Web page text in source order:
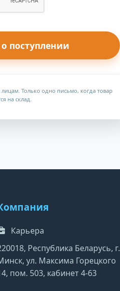
поступлении
Только одно письмо, когда товар
на склад.
Карьера
Республика Беларусь, г.
ул. Максима Горецкого
пом. 503, кабинет 4-63